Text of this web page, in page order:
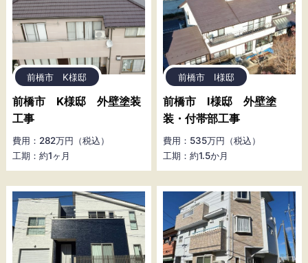
前橋市 K様邸
前橋市 K様邸 外壁塗装
工事
費用：282万円（税込）
工期：約1ヶ月
前橋市 I様邸
前橋市 I様邸 外壁塗
装・付帯部工事
費用：535万円（税込）
工期：約1.5か月